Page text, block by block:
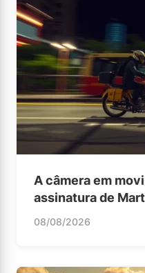
A câmera em
assinatura de
08/08/2026